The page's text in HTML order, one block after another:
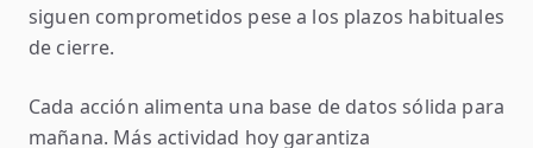
siguen comprometidos pese a los plazos habituales
de cierre.
Cada acción alimenta una base de datos sólida para
mañana. Más actividad hoy garantiza